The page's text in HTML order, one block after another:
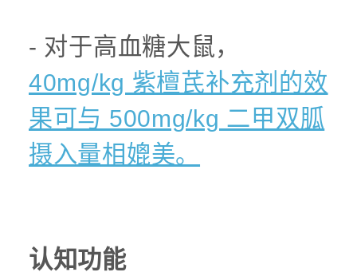
- 对于高血糖大鼠，
40mg/kg 紫檀芪补充剂的效
果可与 500mg/kg 二甲双胍
摄入量相媲美。
认知功能